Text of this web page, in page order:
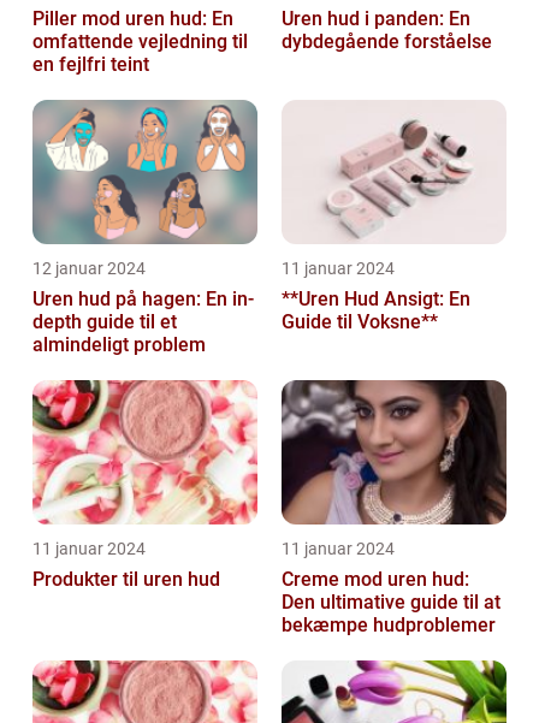
Piller mod uren hud: En
omfattende vejledning til
en fejlfri teint
Uren hud i panden: En
dybdegående forståelse
12 januar 2024
Uren hud på hagen: En in-
depth guide til et
almindeligt problem
11 januar 2024
**Uren Hud Ansigt: En
Guide til Voksne**
11 januar 2024
Produkter til uren hud
11 januar 2024
Creme mod uren hud:
Den ultimative guide til at
bekæmpe hudproblemer